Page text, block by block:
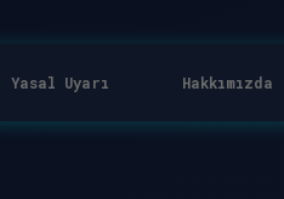
Yasal Uyarı Hakkımızda